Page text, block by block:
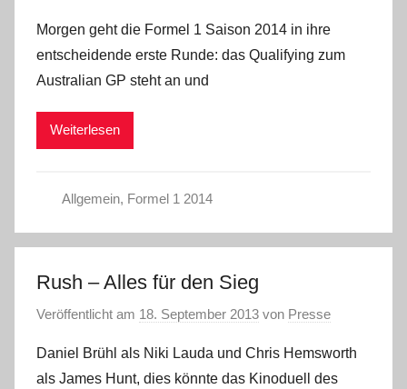
Morgen geht die Formel 1 Saison 2014 in ihre
entscheidende erste Runde: das Qualifying zum
Australian GP steht an und
Weiterlesen
Allgemein, Formel 1 2014
Rush – Alles für den Sieg
Veröffentlicht am 18. September 2013 von Presse
Daniel Brühl als Niki Lauda und Chris Hemsworth
als James Hunt, dies könnte das Kinoduell des